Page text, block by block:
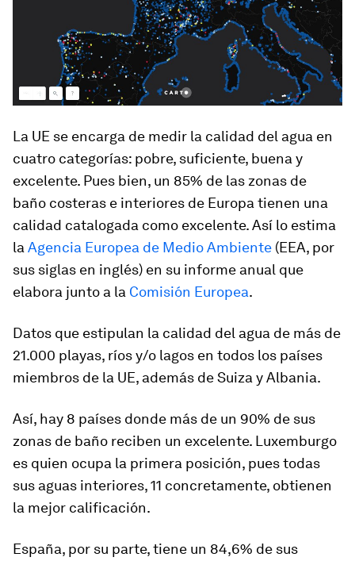
La UE se encarga de medir la calidad del agua en
cuatro categorías: pobre, suficiente, buena y
excelente. Pues bien, un 85% de las zonas de
baño costeras e interiores de Europa tienen una
calidad catalogada como excelente. Así lo estima
la Agencia Europea de Medio Ambiente (EEA, por
sus siglas en inglés) en su informe anual que
elabora junto a la Comisión Europea.
Datos que estipulan la calidad del agua de más de
21.000 playas, ríos y/o lagos en todos los países
miembros de la UE, además de Suiza y Albania.
Así, hay 8 países donde más de un 90% de sus
zonas de baño reciben un excelente. Luxemburgo
es quien ocupa la primera posición, pues todas
sus aguas interiores, 11 concretamente, obtienen
la mejor calificación.
España, por su parte, tiene un 84,6% de sus